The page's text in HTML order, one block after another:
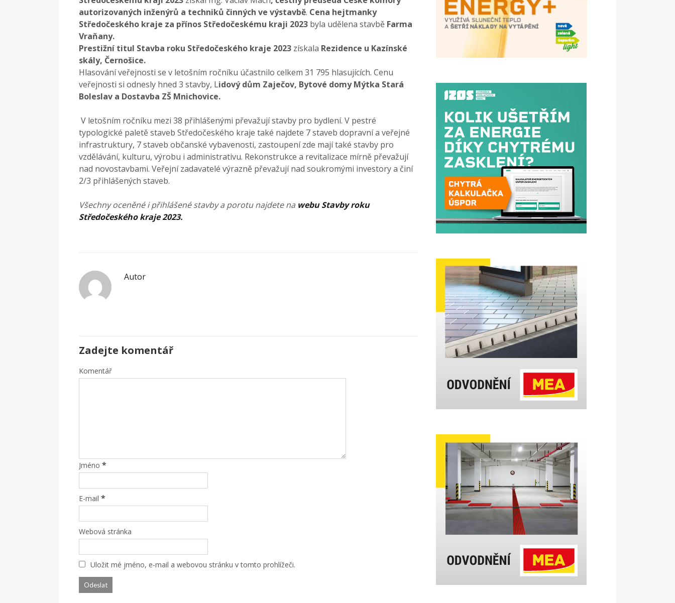
autorizovaných inženýrů a techniků činných ve výstavbě. Cena hejtmanky
Středočeského kraje za přínos Středočeskému kraji 2023 byla udělena stavbě Farma
Vraňany.
Prestižní titul Stavba roku Středočeského kraje 2023 získala Rezidence u Kazínské
skály, Černošice.
Hlasování veřejnosti se v letošním ročníku účastnilo celkem 31 795 hlasujících. Cenu
veřejnosti si odnesly hned 3 stavby, Lidový dům Zaječov, Bytové domy Mýtka Stará
Boleslav a Dostavba ZŠ Mnichovice.
V letošním ročníku mezi 38 přihlášenými převažují stavby pro bydlení. V pestré
typologické paletě staveb Středočeského kraje také najdete 7 staveb dopravní a veřejné
infrastruktury, 7 staveb občanské vybavenosti, zastoupení zde mají také stavby pro
vzdělávání, kulturu, výrobu i administrativu. Rekonstrukce a revitalizace mírně převažují
nad novostavbami. Veřejní zadavatelé výrazně převažují nad soukromými investory a činí
2/3 přihlášených staveb.
Všechny oceněné i přihlášené stavby a porotu najdete na webu Stavby roku
Středočeského kraje 2023.
Autor
Zadejte komentář
Komentář
Jméno *
E-mail *
Webová stránka
Uložit mé jméno, e-mail a webovou stránku v tomto prohlížeči.